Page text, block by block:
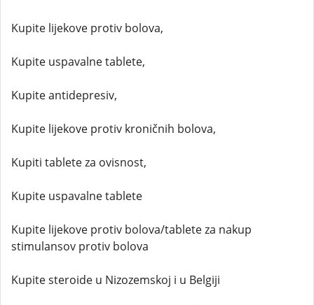
Kupite lijekove protiv bolova,
Kupite uspavalne tablete,
Kupite antidepresiv,
Kupite lijekove protiv kroničnih bolova,
Kupiti tablete za ovisnost,
Kupite uspavalne tablete
Kupite lijekove protiv bolova/tablete za nakup
stimulansov protiv bolova
Kupite steroide u Nizozemskoj i u Belgiji